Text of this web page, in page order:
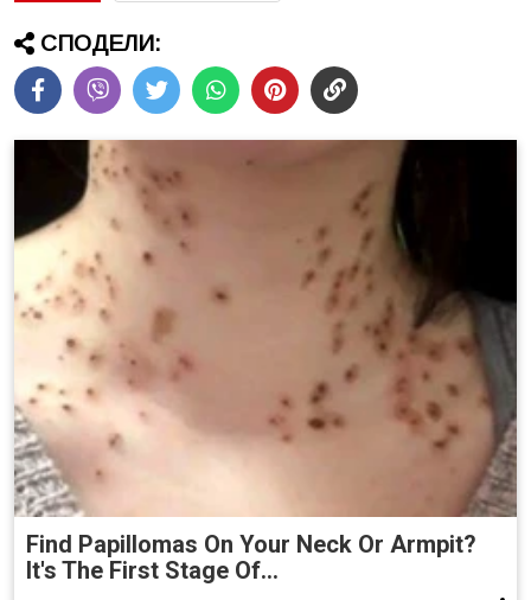
СПОДЕЛИ:
Find Papillomas On Your Neck Or Armpit?
It's The First Stage Of...